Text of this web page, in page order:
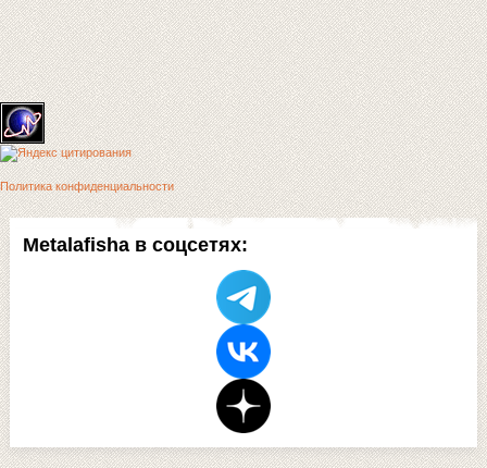
Metalafisha в соцсетях:
Политика конфиденциальности